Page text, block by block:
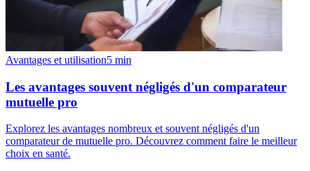
Avantages et utilisation5 min
Les avantages souvent négligés d'un comparateur
mutuelle pro
Explorez les avantages nombreux et souvent négligés d'un
comparateur de mutuelle pro. Découvrez comment faire le meilleur
choix en santé.